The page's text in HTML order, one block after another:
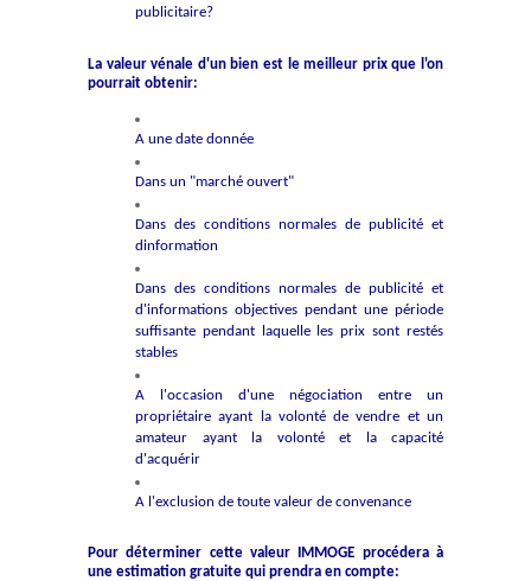
publicitaire?
La valeur vénale d'un bien est le meilleur prix que l'on
pourrait obtenir:
A une date donnée
Dans un "marché ouvert"
Dans des conditions normales de publicité et
dinformation
Dans des conditions normales de publicité et
d'informations objectives pendant une période
suffisante pendant laquelle les prix sont restés
stables
A l'occasion d'une négociation entre un
propriétaire ayant la volonté de vendre et un
amateur ayant la volonté et la capacité
d'acquérir
A l'exclusion de toute valeur de convenance
Pour déterminer cette valeur IMMOGE procédera à
une estimation gratuite qui prendra en compte: